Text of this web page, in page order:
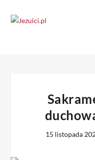
15 listopada